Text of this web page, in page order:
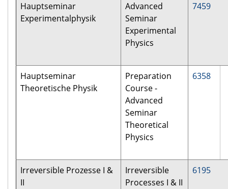
Hauptseminar
Experimentalphysik
Advanced
Seminar
Experimental
Physics
7459
Hauptseminar
Theoretische Physik
Preparation
Course -
Advanced
Seminar
Theoretical
Physics
6358
Irreversible Prozesse I &
II
Irreversible
Processes I & II
6195